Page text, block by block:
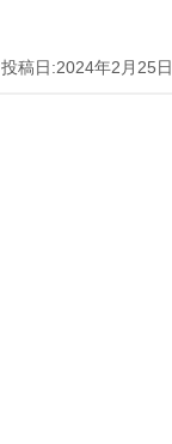
投稿日:2024年2月25日